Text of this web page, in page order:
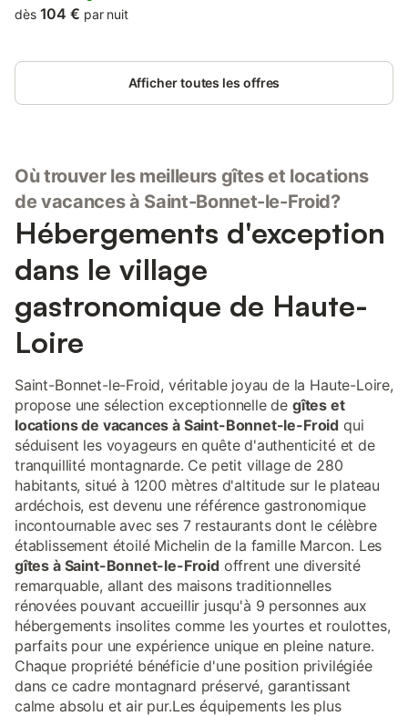
micro-onde, réfrigérateur, cafetière, bouilloire, vaisselle...), 1 lit 2
avec vue sur la forêt avec mobilier de jardin. Parking. Activité
de pleine nature (randonnées à pied, VTT, baignade...).
dès 104 € par nuit
Afficher toutes les offres
Où trouver les meilleurs gîtes et locations
de vacances à Saint-Bonnet-le-Froid?
Hébergements d'exception
dans le village
gastronomique de Haute-
Loire
Saint-Bonnet-le-Froid, véritable joyau de la Haute-Loire,
propose une sélection exceptionnelle de gîtes et
locations de vacances à Saint-Bonnet-le-Froid qui
séduisent les voyageurs en quête d'authenticité et de
tranquillité montagnarde. Ce petit village de 280
habitants, situé à 1200 mètres d'altitude sur le plateau
ardéchois, est devenu une référence gastronomique
incontournable avec ses 7 restaurants dont le célèbre
établissement étoilé Michelin de la famille Marcon. Les
gîtes à Saint-Bonnet-le-Froidoffrent une diversité
remarquable, allant des maisons traditionnelles
rénovées pouvant accueillir jusqu'à 9 personnes aux
hébergements insolites comme les yourtes et roulottes,
parfaits pour une expérience unique en pleine nature.
Chaque propriété bénéficie d'une position privilégiée
dans ce cadre montagnard préservé, garantissant
calme absolu et air pur.Les équipements les plus